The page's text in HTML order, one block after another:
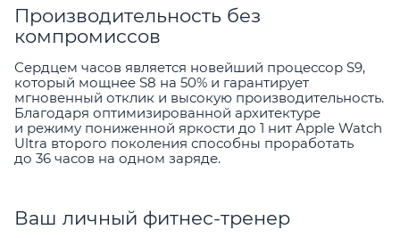
Производительность без
компромиссов
Сердцем часов является новейший процессор S9,
который мощнее S8 на 50% и гарантирует
мгновенный отклик и высокую производительность.
Благодаря оптимизированной архитектуре
и режиму пониженной яркости до 1 нит Apple Watch
Ultra второго поколения способны проработать
до 36 часов на одном заряде.
Ваш личный фитнес-тренер